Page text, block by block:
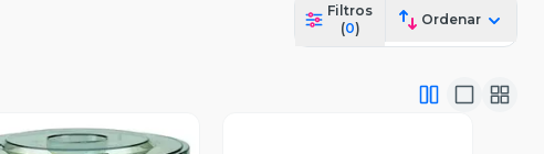
Filtros
(0)
Ordenar